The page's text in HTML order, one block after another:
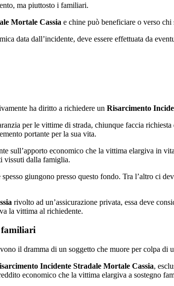
ma piuttosto i familiari.
Mortale Cassia e chine può beneficiare o verso chi
data dall’incidente, deve essere effettuata da
ha diritto a richiedere un Risarcimento
per le vittime di strada, chiunque faccia richiesta
portante per la sua vita.
sull’apporto economico che la vittima elargiva in
vissuti dalla famiglia.
giungono presso questo fondo. Tra l’altro ci
rivolto ad un’assicurazione privata, essa deve
la vittima al richiedente.
familiari
il dramma di un soggetto che muore per colpa di
Incidente Stradale Mortale Cassia,
economico che la vittima elargiva a sostegno